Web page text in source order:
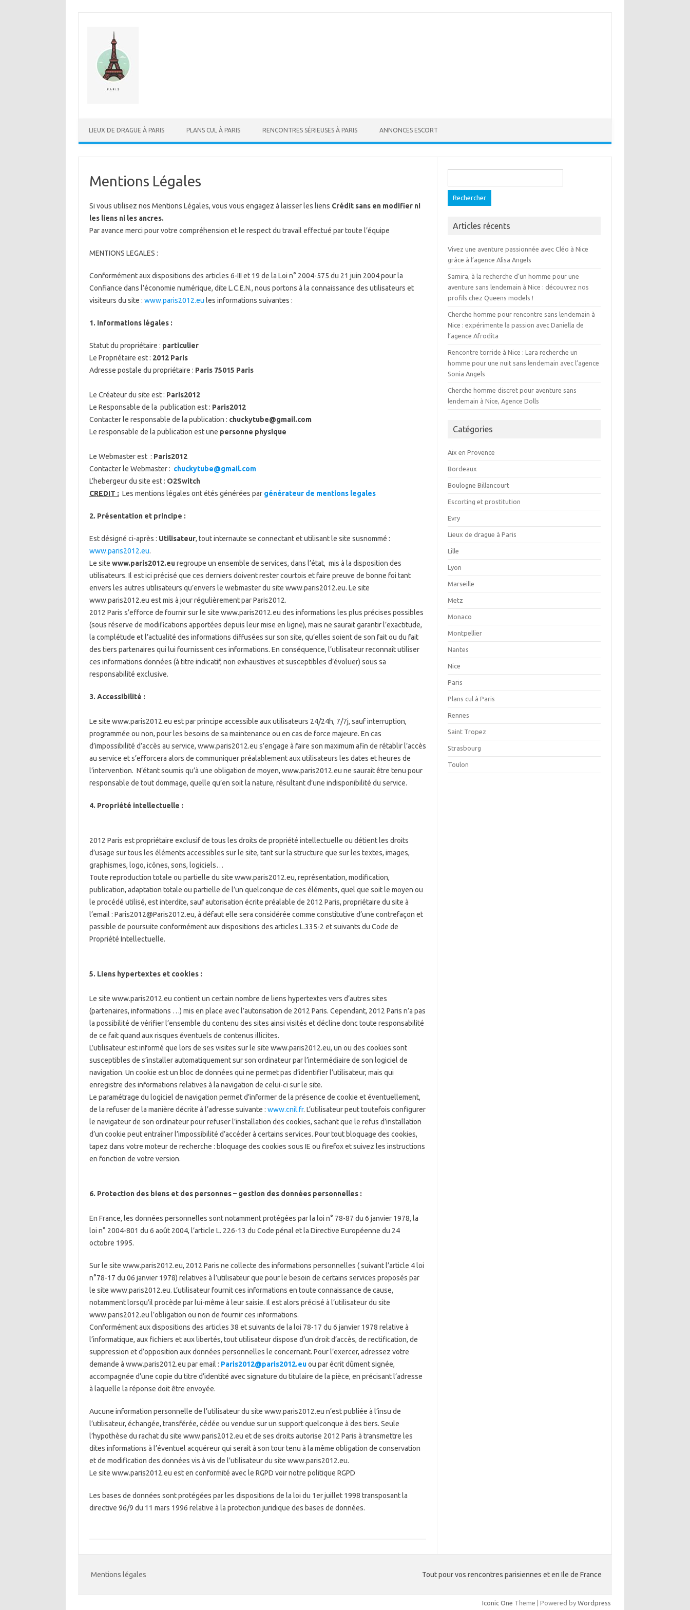
LIEUX DE DRAGUE À PARIS PLANS CUL À PARIS RENCONTRES SÉRIEUSES À PARIS ANNONCES ESCORT
Mentions Légales
Si vous utilisez nos Mentions Légales, vous vous engagez à laisser les liens Crédit sans en modifier ni
les liens ni les ancres.
Par avance merci pour votre compréhension et le respect du travail effectué par toute l’équipe
MENTIONS LEGALES :
Conformément aux dispositions des articles 6-III et 19 de la Loi n° 2004-575 du 21 juin 2004 pour la
Confiance dans l’économie numérique, dite L.C.E.N., nous portons à la connaissance des utilisateurs et
visiteurs du site : www.paris2012.eu les informations suivantes :
1. Informations légales :
Statut du propriétaire : particulier
Le Propriétaire est : 2012 Paris
Adresse postale du propriétaire : Paris 75015 Paris
Le Créateur du site est : Paris2012
Le Responsable de la publication est : Paris2012
Contacter le responsable de la publication : chuckytube@gmail.com
Le responsable de la publication est une personne physique
Le Webmaster est : Paris2012
Contacter le Webmaster : chuckytube@gmail.com
L’hebergeur du site est : O2Switch
CREDIT : Les mentions légales ont étés générées par générateur de mentions legales
2. Présentation et principe :
Est désigné ci-après : Utilisateur, tout internaute se connectant et utilisant le site susnommé :
www.paris2012.eu.
Le site www.paris2012.euregroupe un ensemble de services, dans l’état, mis à la disposition des
utilisateurs. Il est ici précisé que ces derniers doivent rester courtois et faire preuve de bonne foi tant
envers les autres utilisateurs qu’envers le webmaster du site www.paris2012.eu. Le site
www.paris2012.eu est mis à jour régulièrement par Paris2012.
2012 Paris s’efforce de fournir sur le site www.paris2012.eu des informations les plus précises possibles
(sous réserve de modifications apportées depuis leur mise en ligne), mais ne saurait garantir l’exactitude,
la complétude et l’actualité des informations diffusées sur son site, qu’elles soient de son fait ou du fait
des tiers partenaires qui lui fournissent ces informations. En conséquence, l’utilisateur reconnaît utiliser
ces informations données (à titre indicatif, non exhaustives et susceptibles d’évoluer) sous sa
responsabilité exclusive.
3. Accessibilité :
Le site www.paris2012.eu est par principe accessible aux utilisateurs 24/24h, 7/7j, sauf interruption,
programmée ou non, pour les besoins de sa maintenance ou en cas de force majeure. En cas
d’impossibilité d’accès au service, www.paris2012.eu s’engage à faire son maximum afin de rétablir l’accès
au service et s’efforcera alors de communiquer préalablement aux utilisateurs les dates et heures de
l’intervention. N’étant soumis qu’à une obligation de moyen, www.paris2012.eu ne saurait être tenu pour
responsable de tout dommage, quelle qu’en soit la nature, résultant d’une indisponibilité du service.
4. Propriété intellectuelle :
2012 Paris est propriétaire exclusif de tous les droits de propriété intellectuelle ou détient les droits
d’usage sur tous les éléments accessibles sur le site, tant sur la structure que sur les textes, images,
graphismes, logo, icônes, sons, logiciels…
Toute reproduction totale ou partielle du site www.paris2012.eu, représentation, modification,
publication, adaptation totale ou partielle de l’un quelconque de ces éléments, quel que soit le moyen ou
le procédé utilisé, est interdite, sauf autorisation écrite préalable de 2012 Paris, propriétaire du site à
l’email : Paris2012@Paris2012.eu, à défaut elle sera considérée comme constitutive d’une contrefaçon et
passible de poursuite conformément aux dispositions des articles L.335-2 et suivants du Code de
Propriété Intellectuelle.
5. Liens hypertextes et cookies :
Le site www.paris2012.eu contient un certain nombre de liens hypertextes vers d’autres sites
(partenaires, informations …) mis en place avec l’autorisation de 2012 Paris. Cependant, 2012 Paris n’a pas
la possibilité de vérifier l’ensemble du contenu des sites ainsi visités et décline donc toute responsabilité
de ce fait quand aux risques éventuels de contenus illicites.
L’utilisateur est informé que lors de ses visites sur le site www.paris2012.eu, un ou des cookies sont
susceptibles de s’installer automatiquement sur son ordinateur par l’intermédiaire de son logiciel de
navigation. Un cookie est un bloc de données qui ne permet pas d’identifier l’utilisateur, mais qui
enregistre des informations relatives à la navigation de celui-ci sur le site.
Le paramétrage du logiciel de navigation permet d’informer de la présence de cookie et éventuellement,
de la refuser de la manière décrite à l’adresse suivante : www.cnil.fr. L’utilisateur peut toutefois configurer
le navigateur de son ordinateur pour refuser l’installation des cookies, sachant que le refus d’installation
d’un cookie peut entraîner l’impossibilité d’accéder à certains services. Pour tout bloquage des cookies,
tapez dans votre moteur de recherche : bloquage des cookies sous IE ou firefox et suivez les instructions
en fonction de votre version.
6. Protection des biens et des personnes – gestion des données personnelles :
En France, les données personnelles sont notamment protégées par la loi n° 78-87 du 6 janvier 1978, la
loi n° 2004-801 du 6 août 2004, l’article L. 226-13 du Code pénal et la Directive Européenne du 24
octobre 1995.
Sur le site www.paris2012.eu, 2012 Paris ne collecte des informations personnelles ( suivant l’article 4 loi
n°78-17 du 06 janvier 1978) relatives à l’utilisateur que pour le besoin de certains services proposés par
le site www.paris2012.eu. L’utilisateur fournit ces informations en toute connaissance de cause,
notamment lorsqu’il procède par lui-même à leur saisie. Il est alors précisé à l’utilisateur du site
www.paris2012.eu l’obligation ou non de fournir ces informations.
Conformément aux dispositions des articles 38 et suivants de la loi 78-17 du 6 janvier 1978 relative à
l’informatique, aux fichiers et aux libertés, tout utilisateur dispose d’un droit d’accès, de rectification, de
suppression et d’opposition aux données personnelles le concernant. Pour l’exercer, adressez votre
demande à www.paris2012.eu par email : Paris2012@paris2012.euou par écrit dûment signée,
accompagnée d’une copie du titre d’identité avec signature du titulaire de la pièce, en précisant l’adresse
à laquelle la réponse doit être envoyée.
Aucune information personnelle de l’utilisateur du site www.paris2012.eu n’est publiée à l’insu de
l’utilisateur, échangée, transférée, cédée ou vendue sur un support quelconque à des tiers. Seule
l’hypothèse du rachat du site www.paris2012.eu et de ses droits autorise 2012 Paris à transmettre les
dites informations à l’éventuel acquéreur qui serait à son tour tenu à la même obligation de conservation
et de modification des données vis à vis de l’utilisateur du site www.paris2012.eu.
Le site www.paris2012.eu est en conformité avec le RGPD voir notre politique RGPD
Les bases de données sont protégées par les dispositions de la loi du 1er juillet 1998 transposant la
directive 96/9 du 11 mars 1996 relative à la protection juridique des bases de données.
Articles récents
Vivez une aventure passionnée avec Cléo à Nice
grâce à l’agence Alisa Angels
Samira, à la recherche d’un homme pour une
aventure sans lendemain à Nice : découvrez nos
profils chez Queens models !
Cherche homme pour rencontre sans lendemain à
Nice : expérimente la passion avec Daniella de
l’agence Afrodita
Rencontre torride à Nice : Lara recherche un
homme pour une nuit sans lendemain avec l’agence
Sonia Angels
Cherche homme discret pour aventure sans
lendemain à Nice, Agence Dolls
Catégories
Aix en Provence
Bordeaux
Boulogne Billancourt
Escorting et prostitution
Evry
Lieux de drague à Paris
Lille
Lyon
Marseille
Metz
Monaco
Montpellier
Nantes
Nice
Paris
Plans cul à Paris
Rennes
Saint Tropez
Strasbourg
Toulon
Mentions légales Tout pour vos rencontres parisiennes et en Ile de France
Iconic One Theme | Powered by Wordpress